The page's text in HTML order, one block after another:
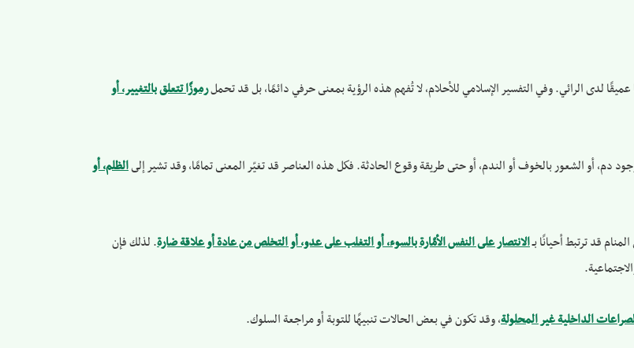
عميقًا لدى الرائي. وفي التفسير الإسلامي للأحلام، لا تُفهم هذه الرؤية بمعنى حرفي دائمًا، بل قد تحملرموزًا تتعلق بالتغيير، أو
دم، أو الشعور بالخوف أو الندم، أو حتى طريقة وقوع الحادثة. فكل هذه العناصر قد تغيّر المعنى تمامًا، وقد تشير إلىالظلم، أو
قد ترتبط أحيانًا بـالانتصار على النفس الأمّارة بالسوء، أو التغلب على عدو، أو التخلص من عادة أو علاقة ضارة. لذلك فإن
الداخلية غير المحلولة، وقد تكون في بعض الحالات تنبيهًا للتوبة أو مراجعة السلوك.